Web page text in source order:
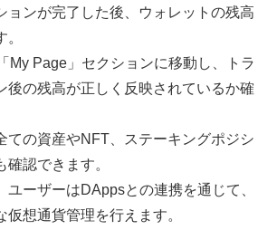
ョンが完了した後、ウォレットの残高
My Page」セクションに移動し、トラ
後の残高が正しく反映されているか確
ての資産やNFT、ステーキングポジシ
確認できます。
ユーザーはDAppsとの連携を通じて、
仮想通貨管理を行えます。